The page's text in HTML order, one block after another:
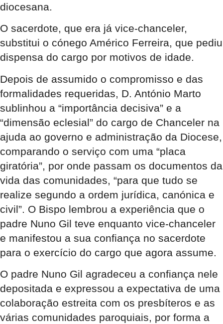
diocesana.
O sacerdote, que era já vice-chanceler,
substitui o cónego Américo Ferreira, que pediu
dispensa do cargo por motivos de idade.
Depois de assumido o compromisso e das
formalidades requeridas, D. António Marto
sublinhou a “importância decisiva” e a
“dimensão eclesial” do cargo de Chanceler na
ajuda ao governo e administração da Diocese,
comparando o serviço com uma “placa
giratória”, por onde passam os documentos da
vida das comunidades, “para que tudo se
realize segundo a ordem jurídica, canónica e
civil”. O Bispo lembrou a experiência que o
padre Nuno Gil teve enquanto vice-chanceler
e manifestou a sua confiança no sacerdote
para o exercício do cargo que agora assume.
O padre Nuno Gil agradeceu a confiança nele
depositada e expressou a expectativa de uma
colaboração estreita com os presbíteros e as
várias comunidades paroquiais, por forma a